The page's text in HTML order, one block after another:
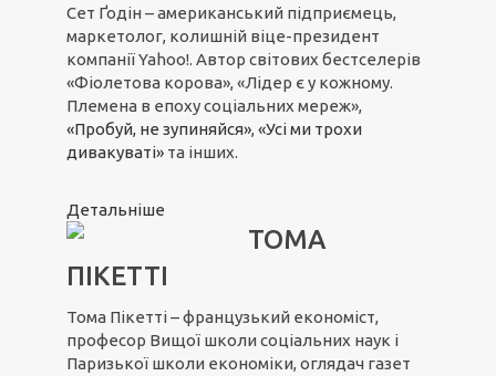
Сет Ґодін – американський підприємець,
маркетолог, колишній віце-президент
компанії Yahoo!. Автор світових бестселерів
«Фіолетова корова», «Лідер є у кожному.
Племена в епоху соціальних мереж»,
«Пробуй, не зупиняйся», «Усі ми трохи
дивакуваті» та інших.
Детальніше
ТОМА
ПІКЕТТІ
Тома Пікетті – французький економіст,
професор Вищої школи соціальних наук і
Паризької школи економіки, оглядач газет